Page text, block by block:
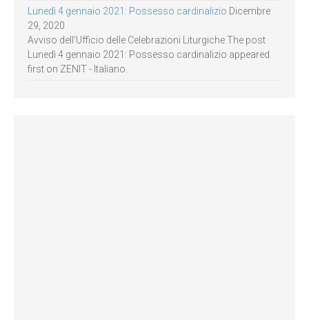
Lunedì 4 gennaio 2021: Possesso cardinalizio Dicembre
29, 2020
Avviso dell’Ufficio delle Celebrazioni Liturgiche The post
Lunedì 4 gennaio 2021: Possesso cardinalizio appeared
first on ZENIT - Italiano.